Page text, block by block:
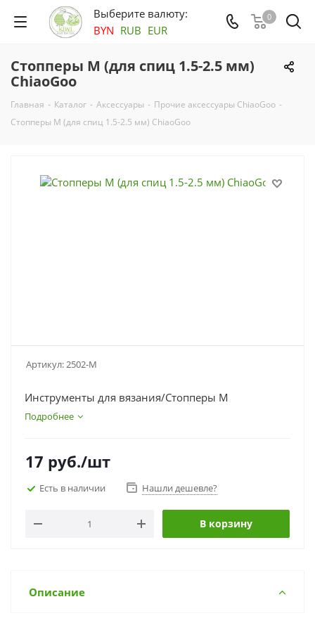
Выберите валюту:
BYN RUB EUR
0
Стопперы М (для спиц 1.5-2.5 мм)
ChiaoGoo
Главная - Каталог - Аксесcуары - Прочие аксессуары ChiaoGoo -
Стопперы М (для спиц 1.5-2.5 мм) ChiaoGoo
Артикул:2502-M
Инструменты для вязания/Стопперы M
Подробнее
17 руб./шт
Есть в наличии Нашли дешевле?
В корзину
Описание